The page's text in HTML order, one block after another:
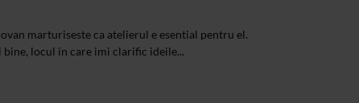
marturiseste ca atelierul e esential pentru el.
locul in care imi clarific ideile...